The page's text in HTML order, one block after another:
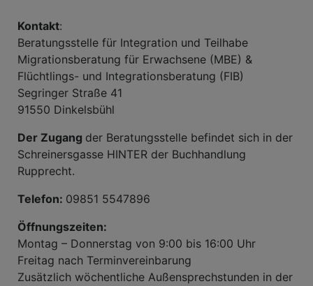
Kontakt:
Beratungsstelle für Integration und Teilhabe
Migrationsberatung für Erwachsene (MBE) &
Flüchtlings- und Integrationsberatung (FIB)
Segringer Straße 41
91550 Dinkelsbühl
Der Zugang der Beratungsstelle befindet sich in der
Schreinersgasse HINTER der Buchhandlung
Rupprecht.
Telefon: 09851 5547896
Öffnungszeiten:
Montag – Donnerstag von 9:00 bis 16:00 Uhr
Freitag nach Terminvereinbarung
Zusätzlich wöchentliche Außensprechstunden in der